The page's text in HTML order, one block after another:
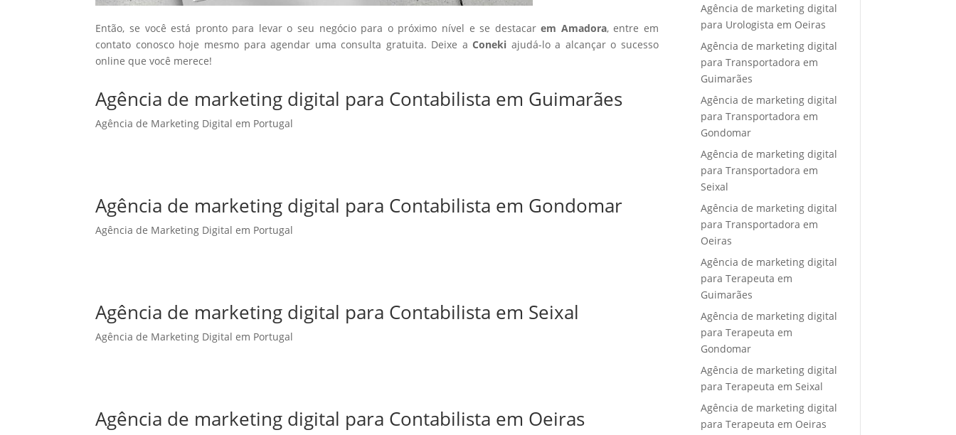
Então, se você está pronto para levar o seu negócio para o próximo nível e se destacarem Amadora, entre em
contato conosco hoje mesmo para agendar uma consulta gratuita. Deixe aConeki ajudá-lo a alcançar o sucesso
online que você merece!
Agência de marketing digital para Contabilista em Guimarães
Agência de Marketing Digital em Portugal
Agência de marketing digital para Contabilista em Gondomar
Agência de Marketing Digital em Portugal
Agência de marketing digital para Contabilista em Seixal
Agência de Marketing Digital em Portugal
Agência de marketing digital para Contabilista em Oeiras
Agência de marketing digital
para Urologista em Oeiras
Agência de marketing digital
para Transportadora em
Guimarães
Agência de marketing digital
para Transportadora em
Gondomar
Agência de marketing digital
para Transportadora em
Seixal
Agência de marketing digital
para Transportadora em
Oeiras
Agência de marketing digital
para Terapeuta em
Guimarães
Agência de marketing digital
para Terapeuta em
Gondomar
Agência de marketing digital
para Terapeuta em Seixal
Agência de marketing digital
para Terapeuta em Oeiras